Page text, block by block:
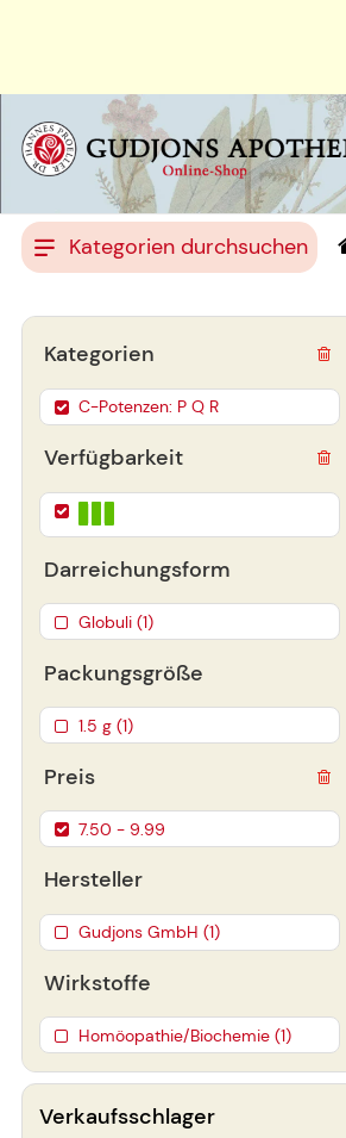
Kategorien durchsuchen
Verfügbarkeit
Darreichungsform
Globuli (1)
Packungsgröße
1.5 g (1)
Preis
7.50 - 9.99
Hersteller
Gudjons GmbH (1)
Wirkstoffe
Homöopathie/Biochemie (1)
Kategorien
C-Potenzen: P Q R
Verkaufsschlager